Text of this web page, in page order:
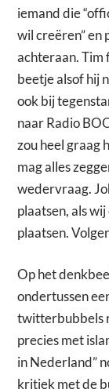
iemand die
wil creëren” en
achteraan. Tim
beetje alsof hij
ook bij
naar Radio
zou heel graag
mag alles
wedervraag.
plaatsen, als
plaatsen.
Op het
ondertussen
twitterbubbels
precies met
in Nederland”
kritiek met de